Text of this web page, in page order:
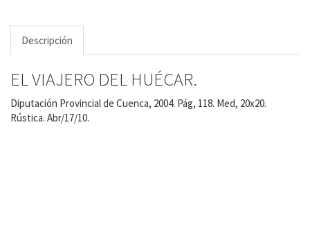
Descripción
EL VIAJERO DEL HUÉCAR.
Diputación Provincial de Cuenca, 2004. Pág, 118. Med, 20x20.
Rústica. Abr/17/10.